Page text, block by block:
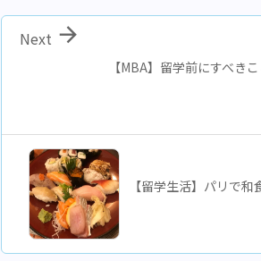
【MBA】留学前にすべき

Next
【留学生活】パリで和